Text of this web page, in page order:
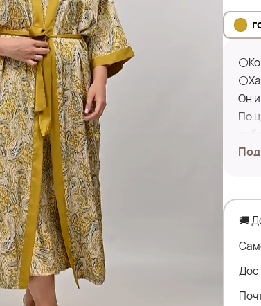
Он
По
🚚